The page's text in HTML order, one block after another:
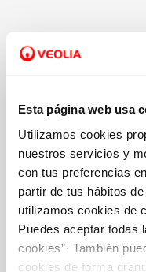
Esta página web usa
Utilizamos cookies
nuestros servicios y
con tus preferencias
partir de tus hábitos
utilizamos cookies de
Puedes aceptar todas
cookies”· También
cookies de forma